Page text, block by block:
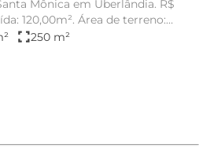
Mônica em Uberlândia. R$
fullscreen250 m²